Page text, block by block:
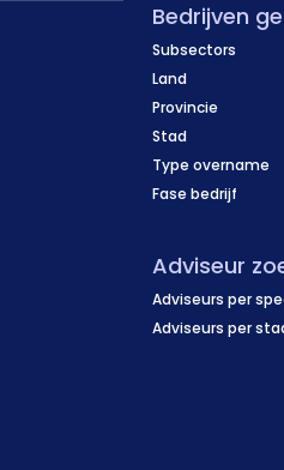
Bedrijven
Subsectors
Land
Provincie
Stad
Type overname
Fase bedrijf
Adviseur
Adviseurs per
Adviseurs per